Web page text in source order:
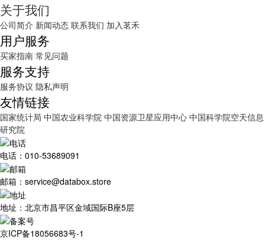
关于我们
公司简介 新闻动态 联系我们 加入茗禾
用户服务
买家指南 常见问题
服务支持
服务协议 隐私声明
友情链接
国家统计局 中国农业科学院 中国资源卫星应用中心 中国科学院空天信息
研究院
电话：010-53689091
邮箱：service@databox.store
地址：北京市昌平区金域国际B座5层
京ICP备18056683号-1